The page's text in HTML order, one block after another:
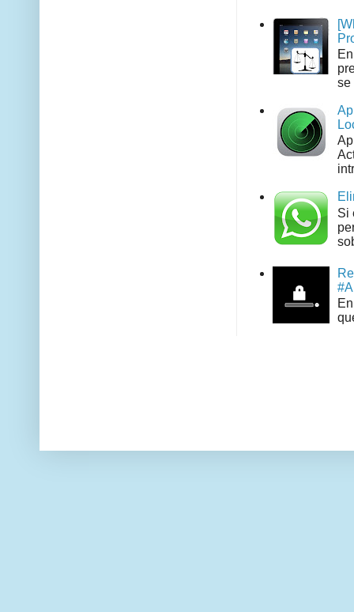
se
Si